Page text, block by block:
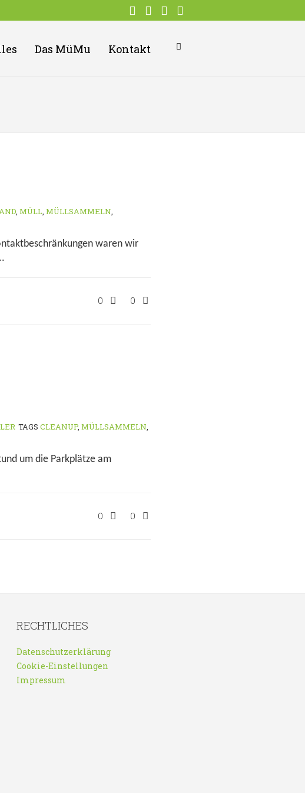
Das MüMu Kontakt
, MÜLL, MÜLLSAMMELN,
waren wir
0 0
TAGS CLEANUP, MÜLLSAMMELN,
um die Parkplätze am
0 0
RECHTLICHES
Datenschutzerklärung
Cookie-Einstellungen
Impressum